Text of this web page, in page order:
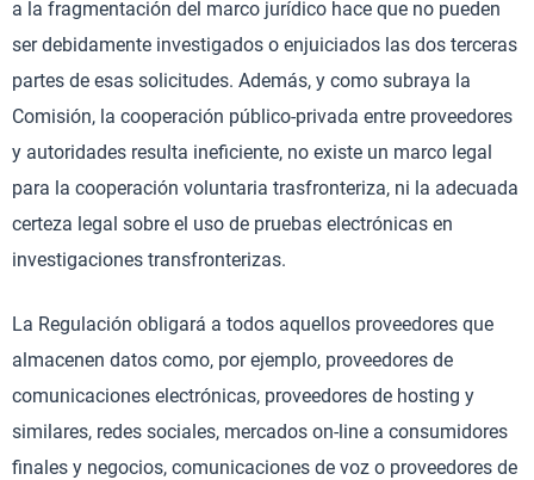
a la fragmentación del marco jurídico hace que no pueden
ser debidamente investigados o enjuiciados las dos terceras
partes de esas solicitudes. Además, y como subraya la
Comisión, la cooperación público-privada entre proveedores
y autoridades resulta ineficiente, no existe un marco legal
para la cooperación voluntaria trasfronteriza, ni la adecuada
certeza legal sobre el uso de pruebas electrónicas en
investigaciones transfronterizas.
La Regulación obligará a todos aquellos proveedores que
almacenen datos como, por ejemplo, proveedores de
comunicaciones electrónicas, proveedores de hosting y
similares, redes sociales, mercados on-line a consumidores
finales y negocios, comunicaciones de voz o proveedores de